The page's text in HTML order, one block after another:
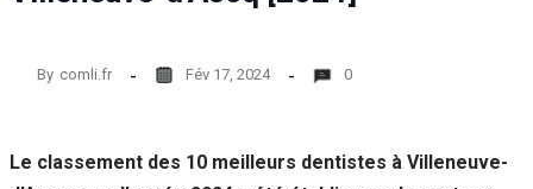
By comli.fr Fév 17, 2024 0
Le classement des 10 meilleurs dentistes à Villeneuve-
Experience
aussi bien que